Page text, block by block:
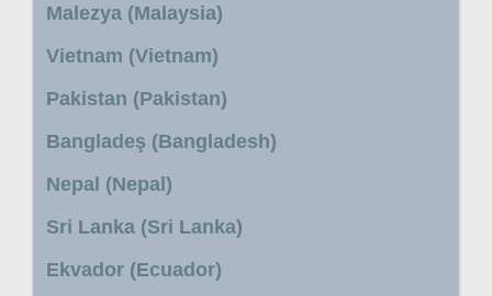
Malezya (Malaysia)
Vietnam (Vietnam)
Pakistan (Pakistan)
Bangladeş (Bangladesh)
Nepal (Nepal)
Sri Lanka (Sri Lanka)
Ekvador (Ecuador)